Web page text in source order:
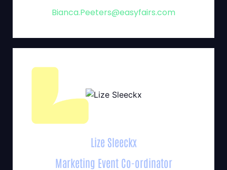
Bianca.Peeters@easyfairs.com
Lize Sleeckx
Marketing Event Co-ordinator